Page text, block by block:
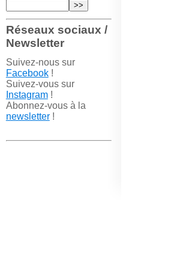
Réseaux sociaux /
Newsletter
Suivez-nous sur
Facebook!
Suivez-vous sur
Instagram!
Abonnez-vous à la
newsletter!